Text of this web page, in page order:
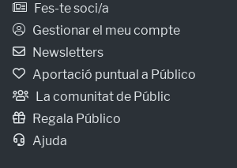
Fes-te soci/a
Gestionar el meu compte
Newsletters
Aportació puntual a Público
La comunitat de Públic
Regala Público
Ajuda